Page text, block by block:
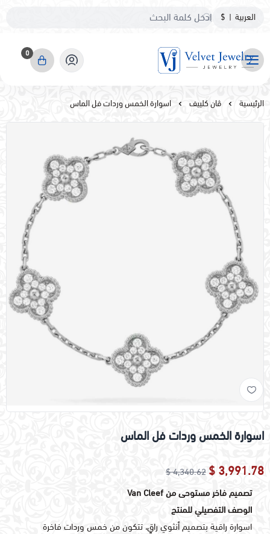
العربية |
$
مجوهرات مخمليه
0
الرئيسية ڤان كلييف اسوارة الخمس وردات فل الماس
اسوارة الخمس وردات فل الماس
3,991.78 $
4,340.62 $
تصميم فاخر مستوحى من Van Cleef
الوصف التفصيلي للمنتج
اسوارة راقية بتصميم أنثوي راقٍ، تتكون من خمس وردات فاخرة